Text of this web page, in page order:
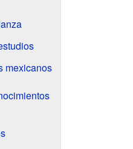
mexicanos